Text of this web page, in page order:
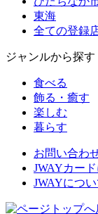
東海
全ての登録
ジャンルから探す
食べる
飾る・癒す
楽しむ
暮らす
お問い合わ
JWAYカー
JWAYについ